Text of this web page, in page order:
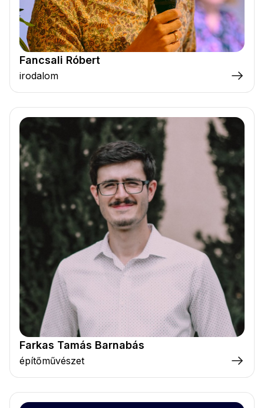
Fancsali Róbert
irodalom
Farkas Tamás Barnabás
építőművészet